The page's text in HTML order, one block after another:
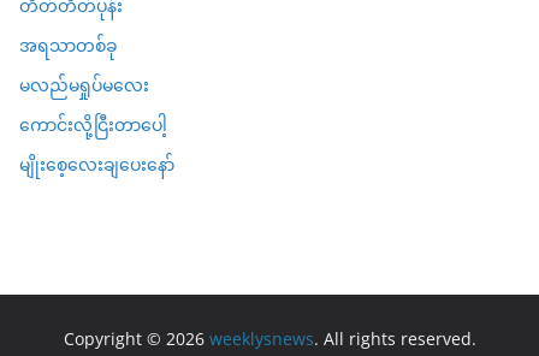
တိတ်တိတ်ပုန်း
အရသာတစ်ခု
မလည်မရှုပ်မလေး
ကောင်းလို့ငြီးတာပေါ့
မျိုးစေ့လေးချပေးနော်
Copyright © 2026 weeklysnews. All rights reserved.